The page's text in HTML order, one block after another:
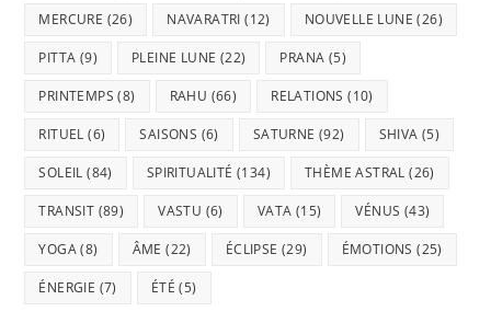
MERCURE (26) NAVARATRI (12) NOUVELLE LUNE (26)
PITTA (9) PLEINE LUNE (22) PRANA (5)
PRINTEMPS (8) RAHU (66) RELATIONS (10)
RITUEL (6) SAISONS (6) SATURNE (92) SHIVA (5)
SOLEIL (84) SPIRITUALITÉ (134) THÈME ASTRAL (26)
TRANSIT (89) VASTU (6) VATA (15) VÉNUS (43)
YOGA(8) ÂME (22) ÉCLIPSE (29) ÉMOTIONS (25)
ÉNERGIE (7) ÉTÉ (5)